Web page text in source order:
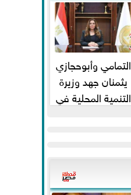
التمامي وأبوحجازي
يثمنان جهد وزيرة
التنمية المحلية في